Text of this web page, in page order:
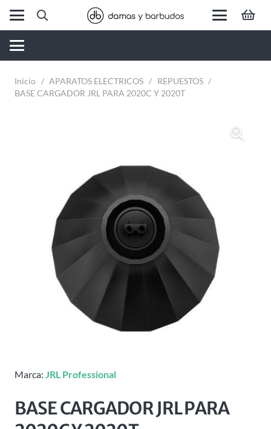
Inicio / APARATOS ELECTRICOS / REPUESTOS /
BASE CARGADOR JRL PARA 2020C Y 2020T
Marca: JRL Professional
BASE CARGADOR JRL PARA